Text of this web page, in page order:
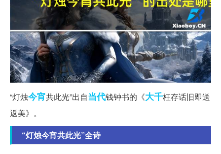
“灯烛今宵共此光”出自当代钱钟书的《大千枉存话旧即送
返美》。
“灯烛今宵共此光”全诗